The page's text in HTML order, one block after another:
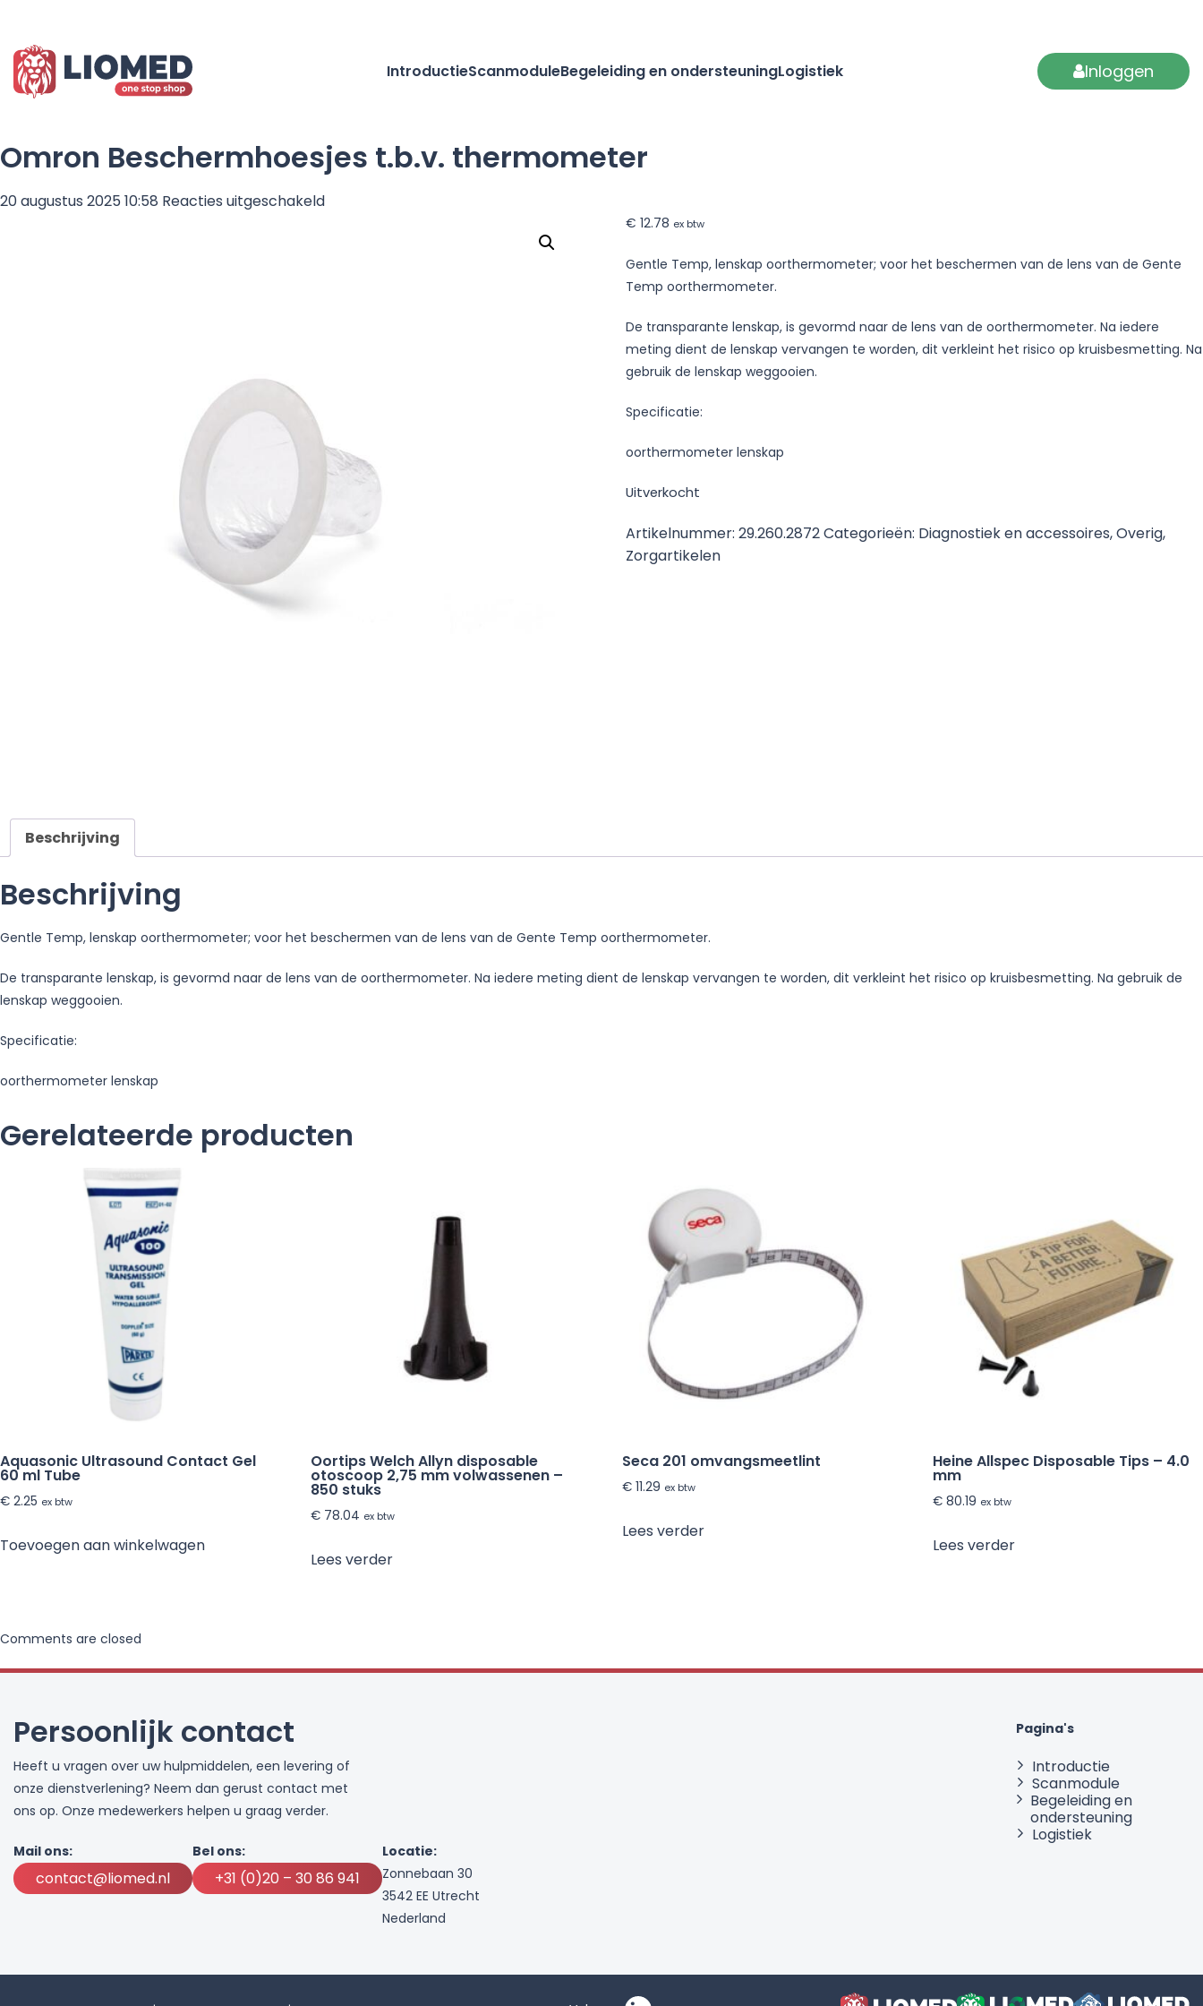
IntroductieScanmoduleBegeleiding en ondersteuningLogistiek Inloggen
Omron Beschermhoesjes t.b.v. thermometer
20 augustus 2025 10:58 Reacties uitgeschakeldvoor
€ 12.78 ex btw
Gentle Temp, lenskap oorthermometer; voor het beschermen van de lens van de Gente
Temp oorthermometer.
De transparante lenskap, is gevormd naar de lens van de oorthermometer. Na iedere
meting dient de lenskap vervangen te worden, dit verkleint het risico op kruisbesmetting. Na
gebruik de lenskap weggooien.
Specificatie:
oorthermometer lenskap
Uitverkocht
Artikelnummer: 29.260.2872Categorieën: Diagnostiek en accessoires,Overig,
Zorgartikelen
Beschrijving
Beschrijving
Gentle Temp, lenskap oorthermometer; voor het beschermen van de lens van de Gente Temp oorthermometer.
De transparante lenskap, is gevormd naar de lens van de oorthermometer. Na iedere meting dient de lenskap vervangen te worden, dit verkleint het risico op kruisbesmetting. Na gebruik de
lenskap weggooien.
Specificatie:
oorthermometer lenskap
Gerelateerde producten
Aquasonic Ultrasound Contact Gel
60 ml Tube
€ 2.25 ex btw
Toevoegen aan winkelwagen
Oortips Welch Allyn disposable
otoscoop 2,75 mm volwassenen –
850 stuks
€ 78.04 ex btw
Lees verder
Seca 201 omvangsmeetlint
€11.29 ex btw
Lees verder
Heine Allspec Disposable Tips – 4.0
mm
€ 80.19 ex btw
Lees verder
Comments are closed
Persoonlijk contact
Heeft u vragen over uw hulpmiddelen, een levering of
onze dienstverlening? Neem dan gerust contact met
ons op. Onze medewerkers helpen u graag verder.
Mail ons:
contact@liomed.nl
Bel ons:
+31 (0)20 – 30 86 941
Locatie:
Zonnebaan 30
3542 EE Utrecht
Nederland
Pagina's
Introductie
Scanmodule
Begeleiding en
ondersteuning
Logistiek